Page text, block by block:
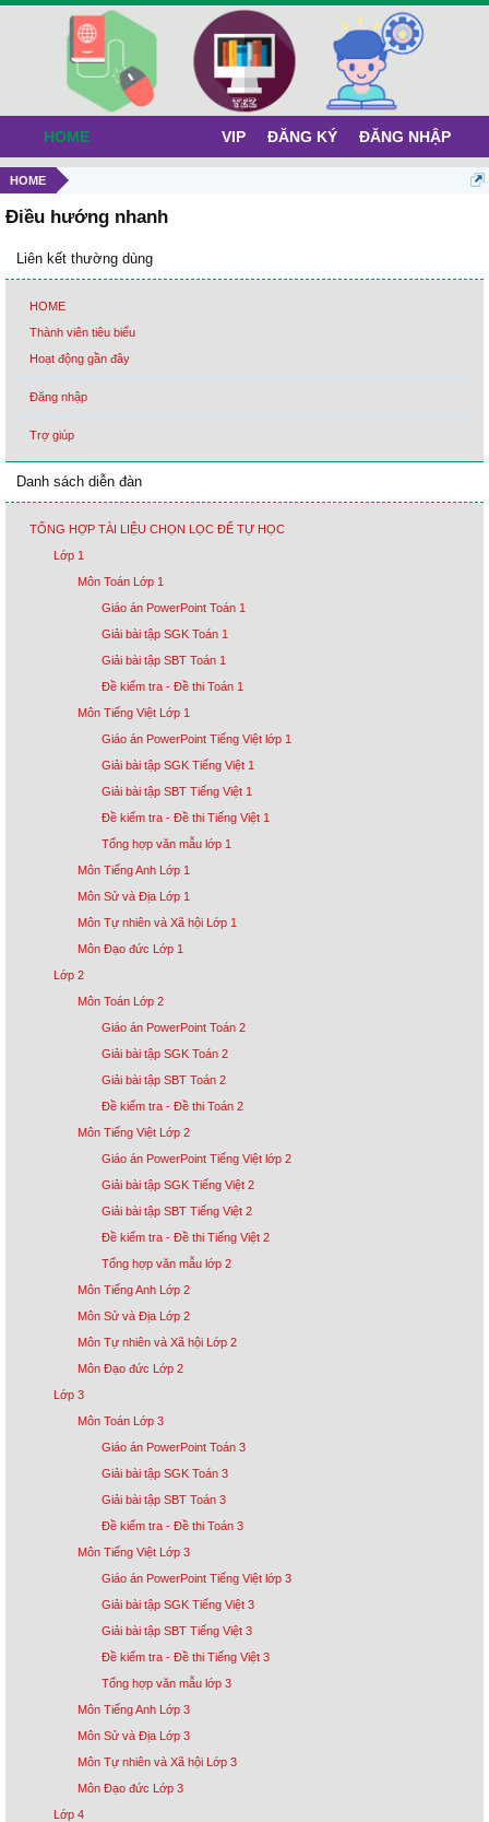
HOME
Điều hướng nhanh
Liên kết thường dùng
HOME
Thành viên tiêu biểu
Hoạt động gần đây
Đăng nhập
Trợ giúp
Danh sách diễn đàn
TỔNG HỢP TÀI LIỆU CHỌN LỌC ĐỂ TỰ HỌC
Lớp 1
Môn Toán Lớp 1
Giáo án PowerPoint Toán 1
Giải bài tập SGK Toán 1
Giải bài tập SBT Toán 1
Đề kiểm tra - Đề thi Toán 1
Môn Tiếng Việt Lớp 1
Giáo án PowerPoint Tiếng Việt lớp 1
Giải bài tập SGK Tiếng Việt 1
Giải bài tập SBT Tiếng Việt 1
Đề kiểm tra - Đề thi Tiếng Việt 1
Tổng hợp văn mẫu lớp 1
Môn Tiếng Anh Lớp 1
Môn Sử và Địa Lớp 1
Môn Tự nhiên và Xã hội Lớp 1
Môn Đạo đức Lớp 1
Lớp 2
Môn Toán Lớp 2
Giáo án PowerPoint Toán 2
Giải bài tập SGK Toán 2
Giải bài tập SBT Toán 2
Đề kiểm tra - Đề thi Toán 2
Môn Tiếng Việt Lớp 2
Giáo án PowerPoint Tiếng Việt lớp 2
Giải bài tập SGK Tiếng Việt 2
Giải bài tập SBT Tiếng Việt 2
Đề kiểm tra - Đề thi Tiếng Việt 2
Tổng hợp văn mẫu lớp 2
Môn Tiếng Anh Lớp 2
Môn Sử và Địa Lớp 2
Môn Tự nhiên và Xã hội Lớp 2
Môn Đạo đức Lớp 2
Lớp 3
Môn Toán Lớp 3
Giáo án PowerPoint Toán 3
Giải bài tập SGK Toán 3
Giải bài tập SBT Toán 3
Đề kiểm tra - Đề thi Toán 3
Môn Tiếng Việt Lớp 3
Giáo án PowerPoint Tiếng Việt lớp 3
Giải bài tập SGK Tiếng Việt 3
Giải bài tập SBT Tiếng Việt 3
Đề kiểm tra - Đề thi Tiếng Việt 3
Tổng hợp văn mẫu lớp 3
Môn Tiếng Anh Lớp 3
Môn Sử và Địa Lớp 3
Môn Tự nhiên và Xã hội Lớp 3
Môn Đạo đức Lớp 3
Lớp 4
HOME VIP ĐĂNG KÝ ĐĂNG NHẬP